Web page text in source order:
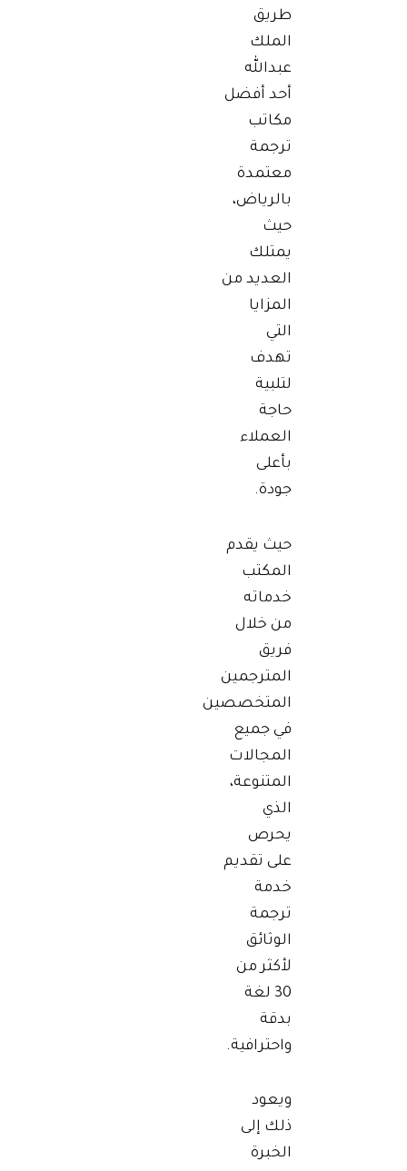
طريق
الملك
عبدالله
أحد أفضل
مكاتب
ترجمة
معتمدة
بالرياض،
حيث
يمتلك
العديد من
المزايا
التي
تهدف
لتلبية
حاجة
العملاء
بأعلى
جودة.
حيث يقدم
المكتب
خدماته
من خلال
فريق
المترجمين
المتخصصين
في جميع
المجالات
المتنوعة،
الذي
يحرص
على تقديم
خدمة
ترجمة
الوثائق
لأكثر من
30 لغة
بدقة
واحترافية.
ويعود
ذلك إلى
الخبرة